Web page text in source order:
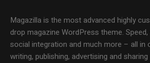
Magazilla is the most advanced highly
drop magazine WordPress theme. Speed,
social integration and much more – all in
writing, publishing, advertising and